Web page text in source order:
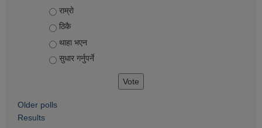
Choices
राम्रो
ठिकै
थाहा भएन
सुधार गर्नुपर्ने
Older polls
Results